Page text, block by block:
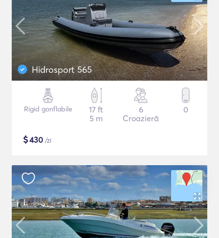
Hidrosport 565
Rigid gonflabile
17 ft
5 m
6
Croazieră
0
$430 /zi